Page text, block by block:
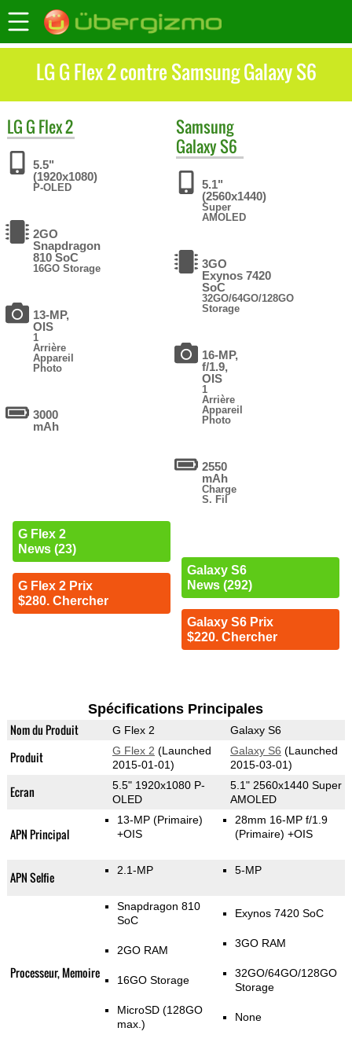
LG G Flex 2 contre Samsung Galaxy S6
LG G Flex 2
5.5"
(1920x1080)
P-OLED
2GO
Snapdragon
810 SoC
16GO Storage
13-MP,
OIS
1
Arrière
Appareil
Photo
3000
mAh
G Flex 2
News (23)
G Flex 2 Prix
$280. Chercher
Samsung
Galaxy S6
5.1"
(2560x1440)
Super
AMOLED
3GO
Exynos 7420
SoC
32GO/64GO/128GO
Storage
16-MP,
f/1.9,
OIS
1
Arrière
Appareil
Photo
2550
mAh
Charge
S. Fil
Galaxy S6
News (292)
Galaxy S6 Prix
$220. Chercher
Spécifications Principales
Nom du Produit G Flex 2 Galaxy S6
Produit G Flex 2 (Launched
2015-01-01)
Galaxy S6 (Launched
2015-03-01)
Ecran
5.5" 1920x1080 P-
OLED
5.1" 2560x1440 Super
AMOLED
APN Principal
13-MP (Primaire)
+OIS
28mm 16-MP f/1.9
(Primaire) +OIS
APN Selfie 2.1-MP 5-MP
Processeur, Memoire
Snapdragon 810
SoC
2GO RAM
16GO Storage
MicroSD (128GO
max.)
Exynos 7420 SoC
3GO RAM
32GO/64GO/128GO
Storage
None